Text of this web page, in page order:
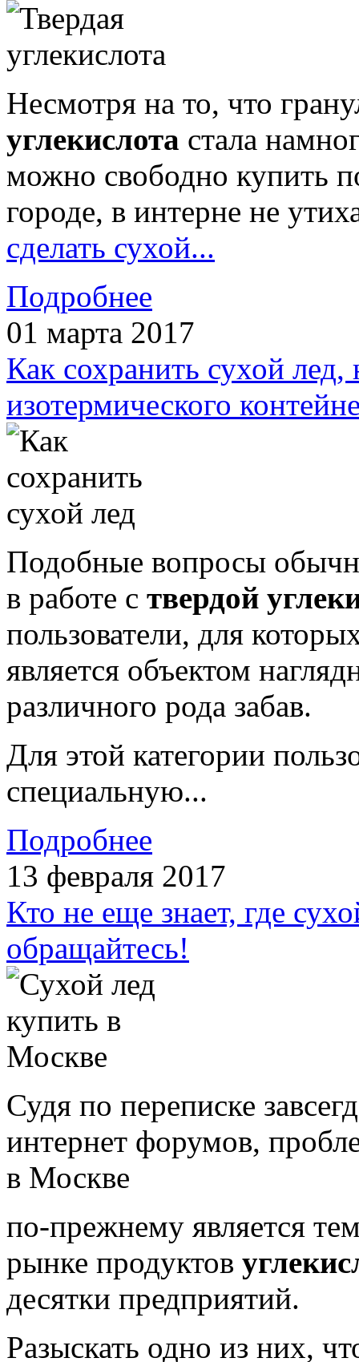
Несмотря на то, что
углекислота стала
можно свободно купить
городе, в интерне не
сделать сухой...
Подробнее
01 марта 2017
Как сохранить сухой лед,
изотермического
Подобные вопросы
в работе с твердой
пользователи, для
является объектом
различного рода забав.
Для этой категории
специальную...
Подробнее
13 февраля 2017
Кто не еще знает, где
обращайтесь!
Судя по переписке
интернет форумов,
в Москве
по-прежнему является
рынке продуктов
десятки предприятий.
Разыскать одно из них,